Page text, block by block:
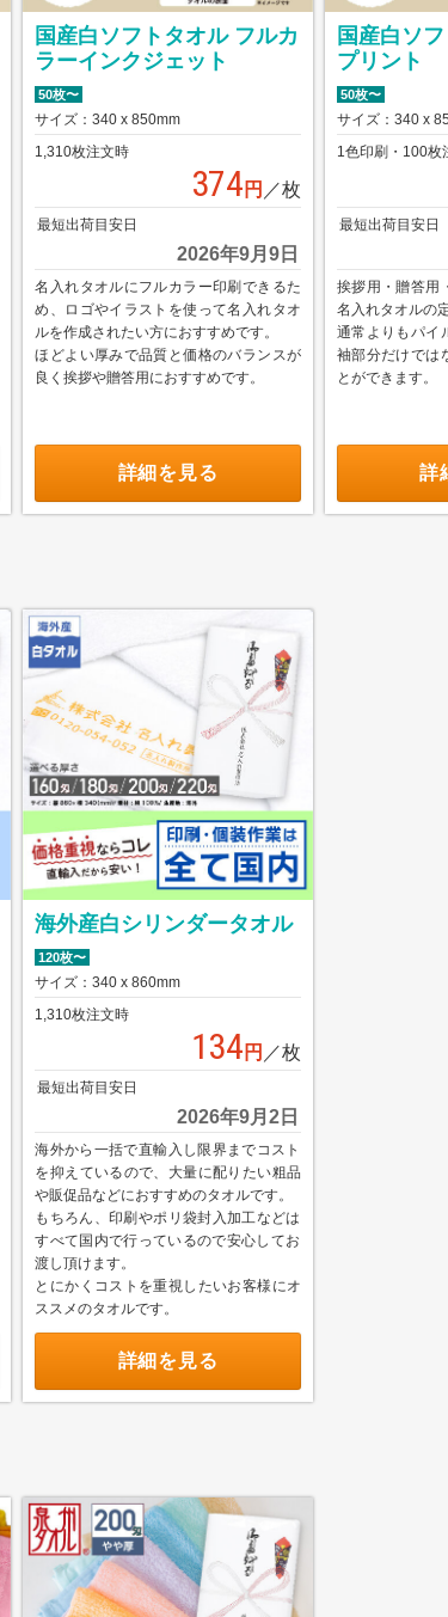
国産白ソフトタオル フルカ
ラーインクジェット
50枚〜
サイズ：340 x 850mm
1,310枚注文時
374 円 ／枚
最短出荷目安日
2026年9月9日
名入れタオルにフルカラー印刷できるた
め、ロゴやイラストを使って名入れタオ
ルを作成されたい方におすすめです。
ほどよい厚みで品質と価格のバランスが
良く挨拶や贈答用におすすめです。
詳細を見る
国産白ソ
プリント
50枚〜
サイズ：340 x
1色印刷・100枚
最短出荷目安日
挨拶用・贈答用
名入れタオルの
通常よりもパイ
袖部分だけでは
とができます。
詳
海外産白シリンダータオル
120枚〜
サイズ：340 x 860mm
1,310枚注文時
134 円 ／枚
最短出荷目安日
2026年9月2日
海外から一括で直輸入し限界までコスト
を抑えているので、大量に配りたい粗品
や販促品などにおすすめのタオルです。
もちろん、印刷やポリ袋封入加工などは
すべて国内で行っているので安心してお
渡し頂けます。
とにかくコストを重視したいお客様にオ
ススメのタオルです。
詳細を見る